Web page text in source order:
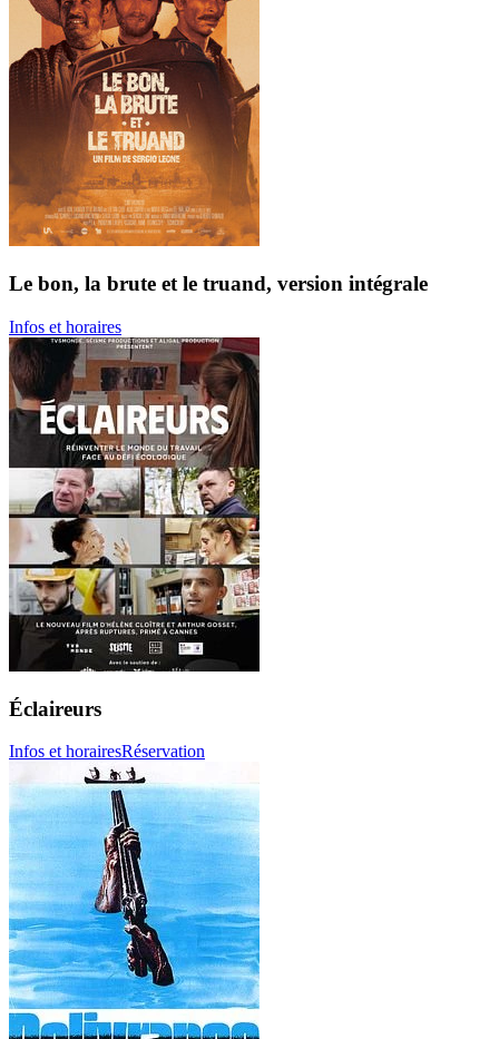
Le bon, la brute et le truand, version intégrale
Infos et horaires
Éclaireurs
Infos et horairesRéservation